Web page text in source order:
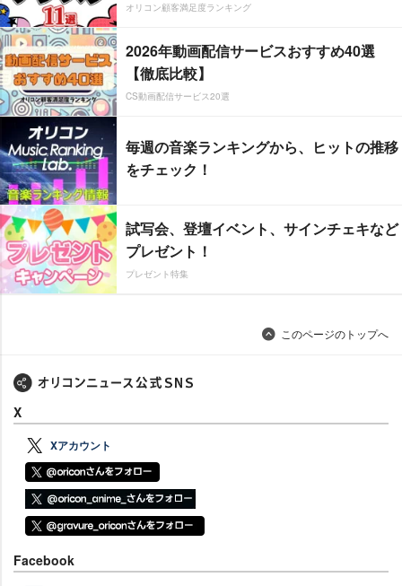
オリコン顧客満足度ランキング
2026年動画配信サービスおすすめ40選
【徹底比較】
CS動画配信サービス20選
毎週の音楽ランキングから、ヒットの推移
をチェック！
試写会、登壇イベント、サインチェキなど
プレゼント！
プレゼント特集
このページのトップへ
X
Xアカウント
Facebook